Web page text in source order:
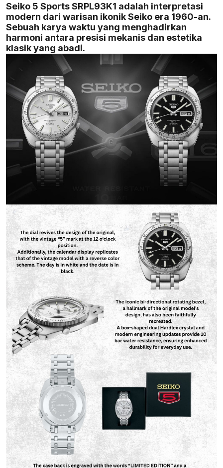
Seiko 5 Sports SRPL93K1 adalah interpretasi
modern dari warisan ikonik Seiko era 1960-an.
Sebuah karya waktu yang menghadirkan
harmoni antara presisi mekanis dan estetika
klasik yang abadi.